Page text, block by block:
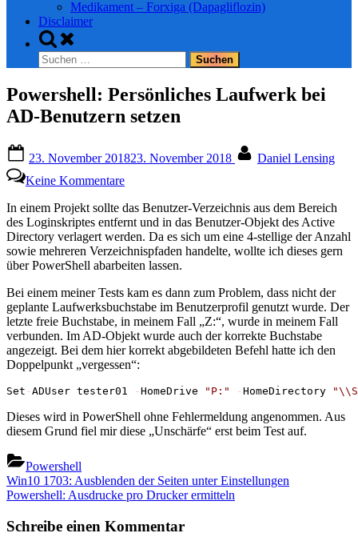
Medikament – Forxiga (Dapagliflozin)
Disclaimer
Toggle
search
form
Suchen
nach:
Powershell: Persönliches Laufwerk bei
AD-Benutzern setzen
on
23. November 201823. November 2018
Daniel Lensing
Keine KommentarePowershell:
Persönliches
Laufwerk
bei
AD-
Benutzern
setzen
In einem Projekt sollte das Benutzer-Verzeichnis aus dem Bereich
des Loginskriptes entfernt und in das Benutzer-Objekt des Active
Directory verlagert werden. Da es sich um eine 4-stellige der Anzahl
sowie mehreren Verzeichnispfaden handelte, wollte ich dieses gern
über PowerShell abarbeiten lassen.
Bei einem meiner Tests kam es dann zum Problem, dass nicht der
geplante Laufwerksbuchstabe im Benutzerprofil genutzt wurde. Der
letzte freie Buchstabe, in meinem Fall „Z:“, wurde in meinem Fall
verbunden. Im AD-Objekt wurde auch der korrekte Buchstabe
angezeigt. Bei dem hier korrekt abgebildeten Befehl hatte ich den
Doppelpunkt „vergessen“:
Set -ADUser tester01 -HomeDrive "P:" -HomeDirectory
Dieses wird in PowerShell ohne Fehlermeldung angenommen. Aus
diesem Grund fiel mir diese „Unschärfe“ erst beim Test auf.
Powershell
Beitragsnavigation
Previous
Post:
Win10 1703: Ausblenden der Seiten unter Einstellungen
Next
Powershell: Ausdrucke pro Drucker ermitteln
Schreibe einen Kommentar